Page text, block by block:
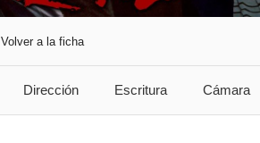
Volver a la ficha
Dirección Escritura Cámara